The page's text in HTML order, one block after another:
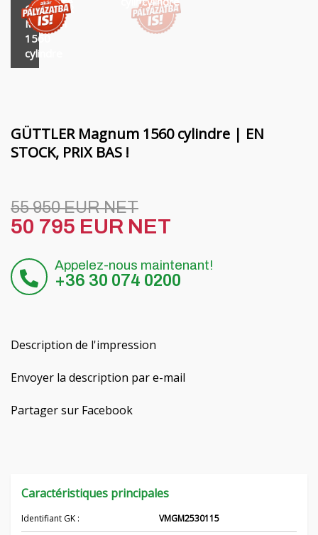
Outils de travail Quivogne
Autres accessoires
Carrières
Contact
Magyar
Deutsch
Hrvatski
Čeština
Nederlands
Українська
GÜTTLER
Magnum
1560
cylindre
GÜTTLER Magnum 1560 cylindre | EN
STOCK, PRIX BAS !
55 950 EUR NET
50 795 EUR NET
Appelez-nous maintenant!
+36 30 074 0200
Description de l'impression
Envoyer la description par e-mail
Partager sur Facebook
Caractéristiques principales
Identifiant GK : VMGM2530115